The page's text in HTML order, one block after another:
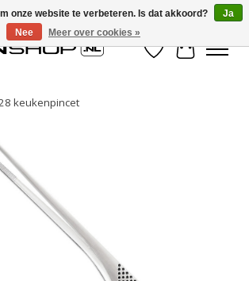
Verlanglijst
keukenpincet
image slideshow Items
onze website te verbeteren. Is dat akkoord?
Ja
Nee
Meer over cookies »